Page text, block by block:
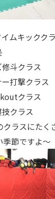
ムキックク
斗クラス
打撃クラス
クラス
クラス
クラスにたく
季節ですよ〜